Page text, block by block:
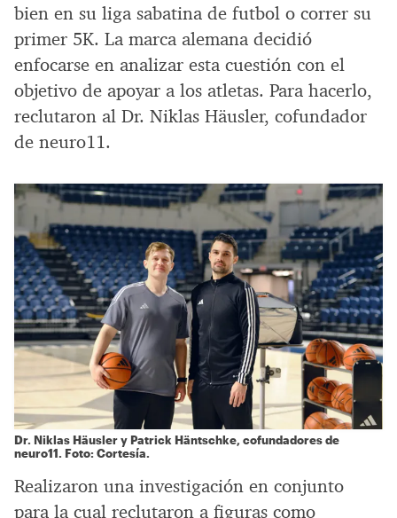
bien en su liga sabatina de futbol o correr su
primer 5K. La marca alemana decidió
enfocarse en analizar esta cuestión con el
objetivo de apoyar a los atletas. Para hacerlo,
reclutaron al Dr. Niklas Häusler, cofundador
de neuro11.
Dr. Niklas Häusler y Patrick Häntschke, cofundadores de
neuro11. Foto: Cortesía.
Realizaron una investigación en conjunto
para la cual reclutaron a figuras como